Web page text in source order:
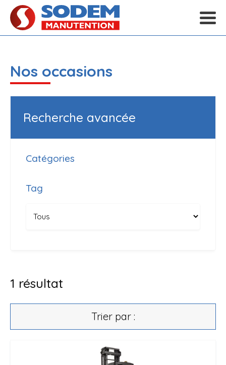
Nos occasions
Recherche avancée
Catégories
Tag
1 résultat
Trier par :